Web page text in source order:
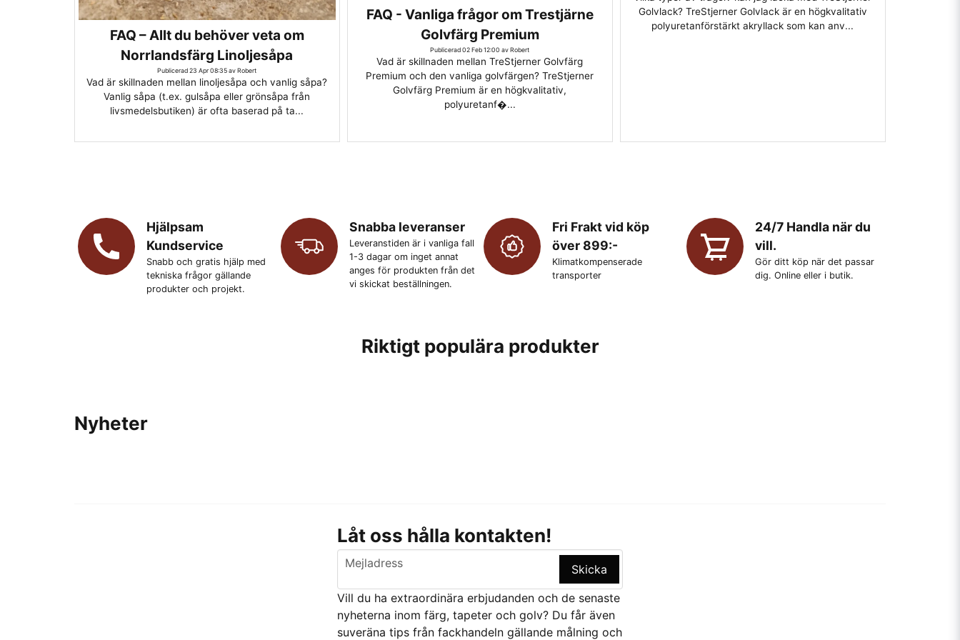
FAQ – Allt du behöver veta om
Norrlandsfärg Linoljesåpa
Publicerad 23 Apr 08:35 av Robert
Vad är skillnaden mellan linoljesåpa och vanlig såpa?
Vanlig såpa (t.ex. gulsåpa eller grönsåpa från
livsmedelsbutiken) är ofta baserad på ta...
FAQ - Vanliga frågor om Trestjärne
Golvfärg Premium
Publicerad 02 Feb 12:00 av Robert
Vad är skillnaden mellan TreStjerner Golvfärg
Premium och den vanliga golvfärgen? TreStjerner
Golvfärg Premium är en högkvalitativ,
polyuretanf�...
Golvlack? TreStjerner Golvlack är en högkvalitativ
polyuretanförstärkt akryllack som kan anv...
Hjälpsam
Kundservice
Snabb och gratis hjälp med
tekniska frågor gällande
produkter och projekt.
Snabba leveranser
Leveranstiden är i vanliga fall
1-3 dagar om inget annat
anges för produkten från det
vi skickat beställningen.
Fri Frakt vid köp
över 899:-
Klimatkompenserade
transporter
24/7 Handla när du
vill.
Gör ditt köp när det passar
dig. Online eller i butik.
Riktigt populära produkter
Nyheter
Låt oss hålla kontakten!
email
Mejladress
Skicka
Vill du ha extraordinära erbjudanden och de senaste
nyheterna inom färg, tapeter och golv? Du får även
suveräna tips från fackhandeln gällande målning och